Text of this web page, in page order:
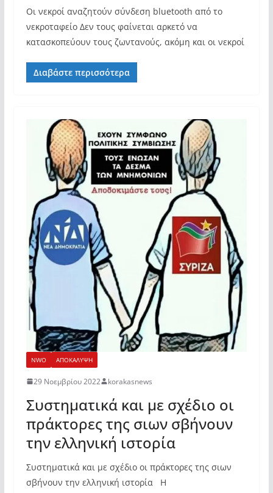
Οι νεκροί αναζητούν σύνδεση bluetooth από το
νεκροταφείο Δεν τους φαίνεται αρκετό να
κατασκοπεύουν τους ζωντανούς, ακόμη και οι νεκροί
Διαβάστε περισσότερα
NWO ΑΠΟΚΑΛΥΨΗ
29 Νοεμβρίου 2022 korakasnews
Συστηματικά και με σχέδιο οι
πράκτορες της σιων σβήνουν
την ελληνική ιστορία
Συστηματικά και με σχέδιο οι πράκτορες της σιων
σβήνουν την ελληνική ιστορία Η